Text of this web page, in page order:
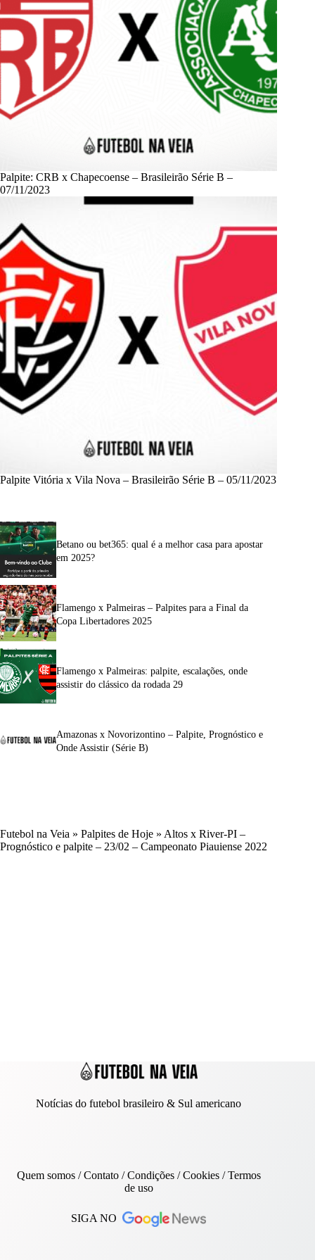
Palpite: CRB x Chapecoense – Brasileirão Série B –
07/11/2023
Palpite Vitória x Vila Nova – Brasileirão Série B – 05/11/2023
Betano ou bet365: qual é a melhor casa para apostar
em 2025?
Flamengo x Palmeiras – Palpites para a Final da
Copa Libertadores 2025
Flamengo x Palmeiras: palpite, escalações, onde
assistir do clássico da rodada 29
Amazonas x Novorizontino – Palpite, Prognóstico e
Onde Assistir (Série B)
Futebol na Veia » Palpites de Hoje » Altos x River-PI –
Prognóstico e palpite – 23/02 – Campeonato Piauiense 2022
Notícias do futebol brasileiro & Sul americano
Quem somos/Contato/ Condições /Cookies/Termos
de uso
SIGA NO